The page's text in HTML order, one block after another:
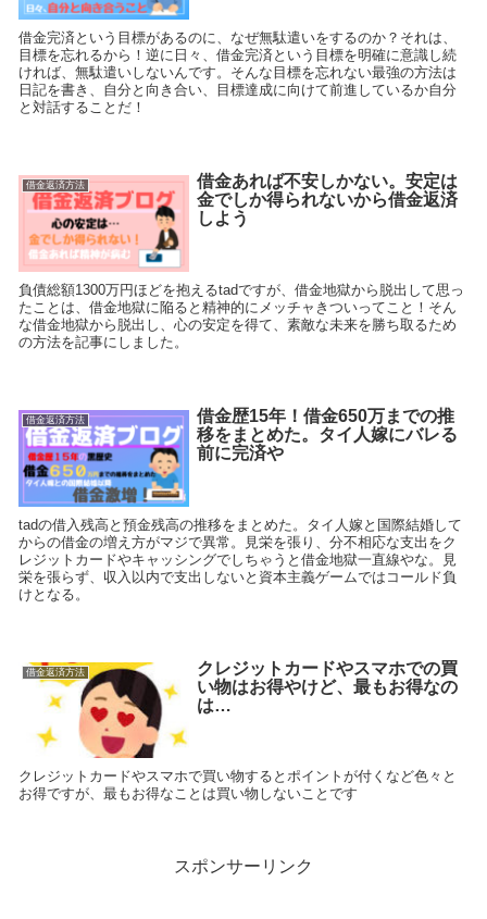
借金完済という目標があるのに、なぜ無駄遣いをするのか？それは、
目標を忘れるから！逆に日々、借金完済という目標を明確に意識し続
ければ、無駄遣いしないんです。そんな目標を忘れない最強の方法は
日記を書き、自分と向き合い、目標達成に向けて前進しているか自分
と対話することだ！
借金返済方法
借金あれば不安しかない。安定は
金でしか得られないから借金返済
しよう
負債総額1300万円ほどを抱えるtadですが、借金地獄から脱出して思っ
たことは、借金地獄に陥ると精神的にメッチャきついってこと！そん
な借金地獄から脱出し、心の安定を得て、素敵な未来を勝ち取るため
の方法を記事にしました。
借金返済方法
借金歴15年！借金650万までの推
移をまとめた。タイ人嫁にバレる
前に完済や
tadの借入残高と預金残高の推移をまとめた。タイ人嫁と国際結婚して
からの借金の増え方がマジで異常。見栄を張り、分不相応な支出をク
レジットカードやキャッシングでしちゃうと借金地獄一直線やな。見
栄を張らず、収入以内で支出しないと資本主義ゲームではコールド負
けとなる。
借金返済方法
クレジットカードやスマホでの買
い物はお得やけど、最もお得なの
は…
クレジットカードやスマホで買い物するとポイントが付くなど色々と
お得ですが、最もお得なことは買い物しないことです
スポンサーリンク